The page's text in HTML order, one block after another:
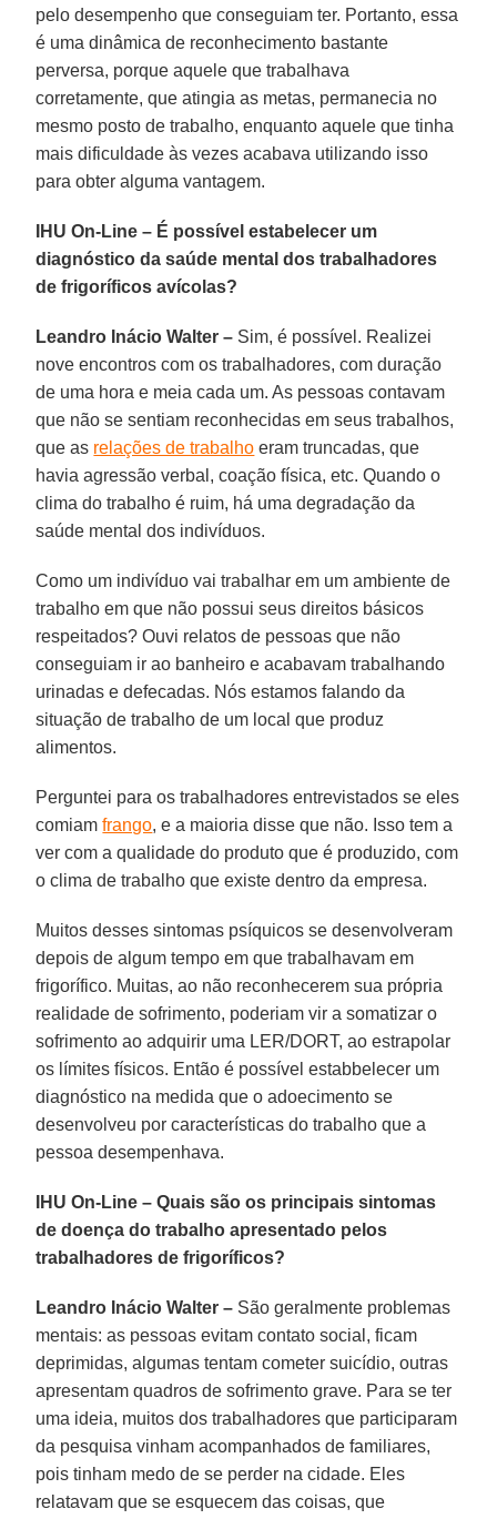
pelo desempenho que conseguiam ter. Portanto, essa
é uma dinâmica de reconhecimento bastante
perversa, porque aquele que trabalhava
corretamente, que atingia as metas, permanecia no
mesmo posto de trabalho, enquanto aquele que tinha
mais dificuldade às vezes acabava utilizando isso
para obter alguma vantagem.
IHU On-Line – É possível estabelecer um
diagnóstico da saúde mental dos trabalhadores
de frigoríficos avícolas?
Leandro Inácio Walter – Sim, é possível. Realizei
nove encontros com os trabalhadores, com duração
de uma hora e meia cada um. As pessoas contavam
que não se sentiam reconhecidas em seus trabalhos,
que as relações de trabalho eram truncadas, que
havia agressão verbal, coação física, etc. Quando o
clima do trabalho é ruim, há uma degradação da
saúde mental dos indivíduos.
Como um indivíduo vai trabalhar em um ambiente de
trabalho em que não possui seus direitos básicos
respeitados? Ouvi relatos de pessoas que não
conseguiam ir ao banheiro e acabavam trabalhando
urinadas e defecadas. Nós estamos falando da
situação de trabalho de um local que produz
alimentos.
Perguntei para os trabalhadores entrevistados se eles
comiamfrango, e a maioria disse que não. Isso tem a
ver com a qualidade do produto que é produzido, com
o clima de trabalho que existe dentro da empresa.
Muitos desses sintomas psíquicos se desenvolveram
depois de algum tempo em que trabalhavam em
frigorífico. Muitas, ao não reconhecerem sua própria
realidade de sofrimento, poderiam vir a somatizar o
sofrimento ao adquirir uma LER/DORT, ao estrapolar
os límites físicos. Então é possível estabbelecer um
diagnóstico na medida que o adoecimento se
desenvolveu por características do trabalho que a
pessoa desempenhava.
IHU On-Line – Quais são os principais sintomas
de doença do trabalho apresentado pelos
trabalhadores de frigoríficos?
Leandro Inácio Walter – São geralmente problemas
mentais: as pessoas evitam contato social, ficam
deprimidas, algumas tentam cometer suicídio, outras
apresentam quadros de sofrimento grave. Para se ter
uma ideia, muitos dos trabalhadores que participaram
da pesquisa vinham acompanhados de familiares,
pois tinham medo de se perder na cidade. Eles
relatavam que se esquecem das coisas, que